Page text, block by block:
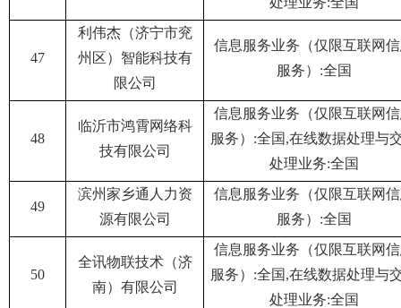
47
利伟杰（济宁市兖
州区）智能科技有
限公司
信息服务业务（仅限互联网
服务）:全国
48
临沂市鸿霄网络科
技有限公司
信息服务业务（仅限互联网
服务）:全国,在线数据处理与
处理业务:全国
49
滨州家乡通人力资
源有限公司
信息服务业务（仅限互联网
服务）:全国
50
全讯物联技术（济
南）有限公司
信息服务业务（仅限互联网
服务）:全国,在线数据处理与
处理业务:全国